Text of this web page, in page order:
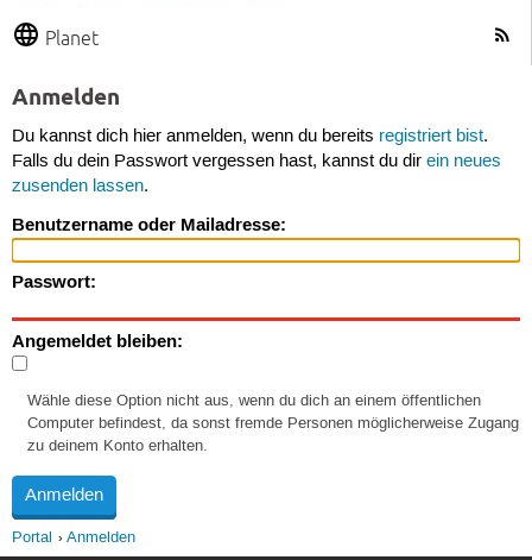
Planet
Anmelden
Du kannst dich hier anmelden, wenn du bereits registriert bist.
Falls du dein Passwort vergessen hast, kannst du dir ein neues
zusenden lassen.
Benutzername oder Mailadresse:
Passwort:
Angemeldet bleiben:
Wähle diese Option nicht aus, wenn du dich an einem öffentlichen
Computer befindest, da sonst fremde Personen möglicherweise Zugang
zu deinem Konto erhalten.
Portal Anmelden